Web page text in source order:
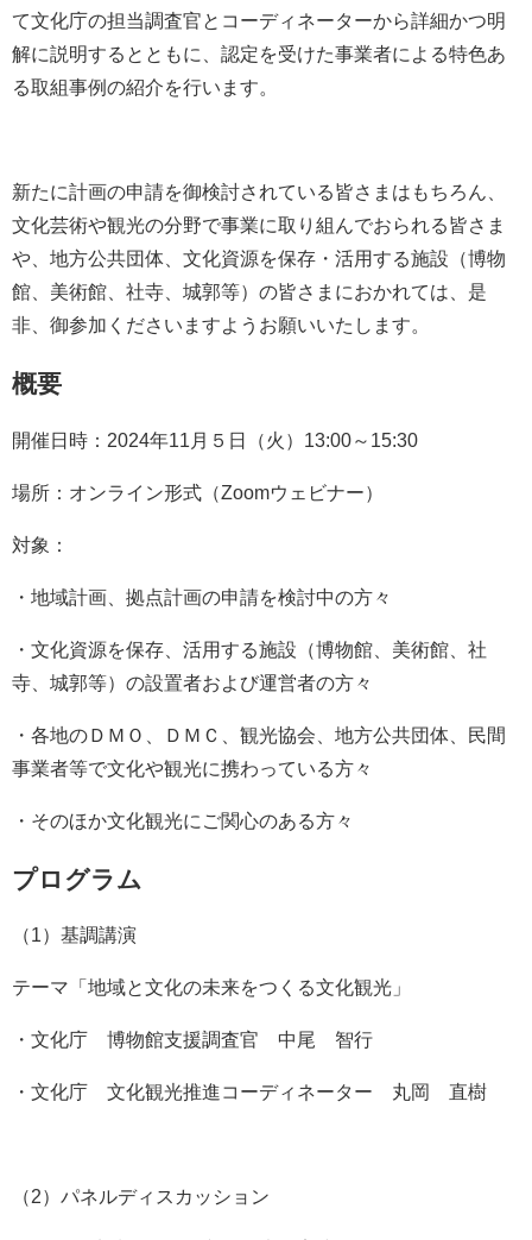
て文化庁の担当調査官とコーディネーターから詳細かつ明
解に説明するとともに、認定を受けた事業者による特色あ
る取組事例の紹介を行います。
新たに計画の申請を御検討されている皆さまはもちろん、
文化芸術や観光の分野で事業に取り組んでおられる皆さま
や、地方公共団体、文化資源を保存・活用する施設（博物
館、美術館、社寺、城郭等）の皆さまにおかれては、是
非、御参加くださいますようお願いいたします。
概要
開催日時：2024年11月５日（火）13:00～15:30
場所：オンライン形式（Zoomウェビナー）
対象：
・地域計画、拠点計画の申請を検討中の方々
・文化資源を保存、活用する施設（博物館、美術館、社
寺、城郭等）の設置者および運営者の方々
・各地のＤＭＯ、ＤＭＣ、観光協会、地方公共団体、民間
事業者等で文化や観光に携わっている方々
・そのほか文化観光にご関心のある方々
プログラム
（1）基調講演
テーマ「地域と文化の未来をつくる文化観光」
・文化庁 博物館支援調査官 中尾 智行
・文化庁 文化観光推進コーディネーター 丸岡 直樹
（2）パネルディスカッション